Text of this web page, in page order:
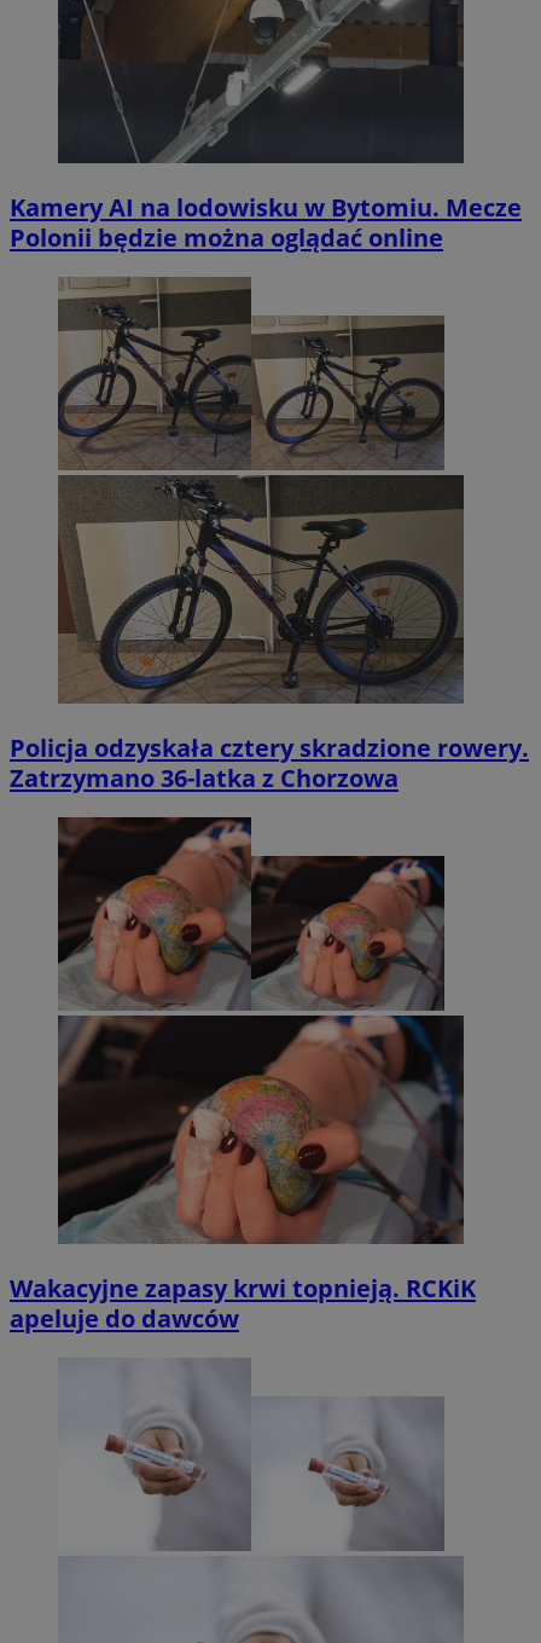
Kamery AI na lodowisku w Bytomiu. Mecze
Polonii będzie można oglądać online
Policja odzyskała cztery skradzione rowery.
Zatrzymano 36-latka z Chorzowa
Wakacyjne zapasy krwi topnieją. RCKiK
apeluje do dawców